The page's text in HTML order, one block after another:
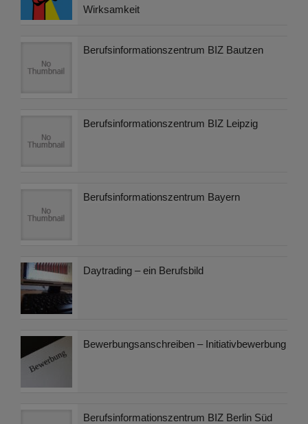
Wirksamkeit
Berufsinformationszentrum BIZ Bautzen
Berufsinformationszentrum BIZ Leipzig
Berufsinformationszentrum Bayern
Daytrading – ein Berufsbild
Bewerbungsanschreiben – Initiativbewerbung
Berufsinformationszentrum BIZ Berlin Süd